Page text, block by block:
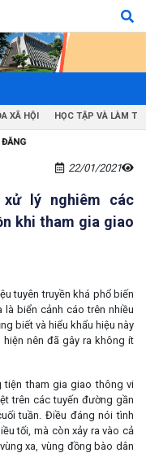
Việt Tiếng Anh
XÃ HỘI HỌC TẬP VÀ LÀM
22/01/2021
xử lý nghiêm các
khi tham gia giao
tuyên truyền khá phổ biến
biển cảnh cáo trên nhiều
biết và hiểu khẩu hiệu này
nên đã gây ra không ít
tiện tham gia giao thông vi
trên các tuyến đường gần
tuần. Điều đáng nói tình
tối, mà còn xảy ra vào cả
xa, vùng đồng bào dân